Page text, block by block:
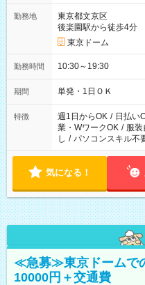
勤務地
東京都文京区
後楽園駅から徒歩4分
東京ドーム
勤務時間 10:30～19:30
期間 単発・1日ＯＫ
特徴 週1日からOK / 日払い
業・WワークOK / 服装
し / パソコンスキル不
気になる！
≪急募≫東京ドームで
10000円＋交通費